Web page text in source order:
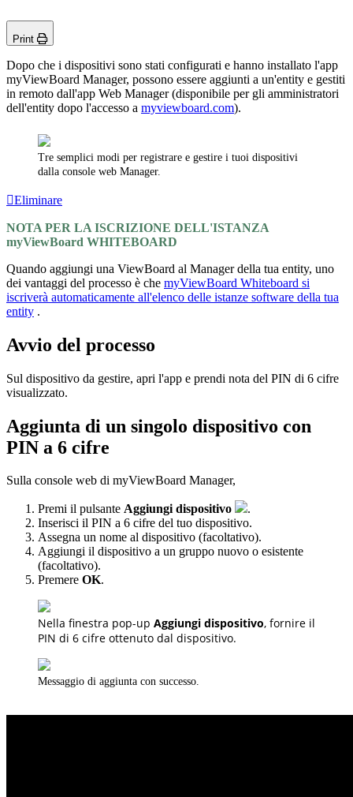
Print
Dopo che i dispositivi sono stati configurati e hanno installato l'app
myViewBoard Manager, possono essere aggiunti a un'entity e gestiti
in remoto dall'app Web Manager (disponibile per gli amministratori
dell'entity dopo l'accesso a myviewboard.com).
Tre semplici modi per registrare e gestire i tuoi dispositivi
dalla console web Manager.
Eliminare
NOTA PER LA ISCRIZIONE DELL'ISTANZA
myViewBoard WHITEBOARD
Quando aggiungi una ViewBoard al Manager della tua entity, uno
dei vantaggi del processo è che myViewBoard Whiteboard si
iscriverà automaticamente all'elenco delle istanze software della tua
entity .
Avvio del processo
Sul dispositivo da gestire, apri l'app e prendi nota del PIN di 6 cifre
visualizzato.
Aggiunta di un singolo dispositivo con
PIN a 6 cifre
Sulla console web di myViewBoard Manager,
Premi il pulsante Aggiungi dispositivo
.
Inserisci il PIN a 6 cifre del tuo dispositivo.
Assegna un nome al dispositivo (facoltativo).
Aggiungi il dispositivo a un gruppo nuovo o esistente
(facoltativo).
Premere OK.
Nella finestra pop-up Aggiungi dispositivo, fornire il
PIN di 6 cifre ottenuto dal dispositivo.
Messaggio di aggiunta con successo.